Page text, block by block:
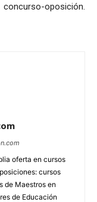
concurso-oposición.
oferta en cursos
cursos
de Maestros en
de Educación